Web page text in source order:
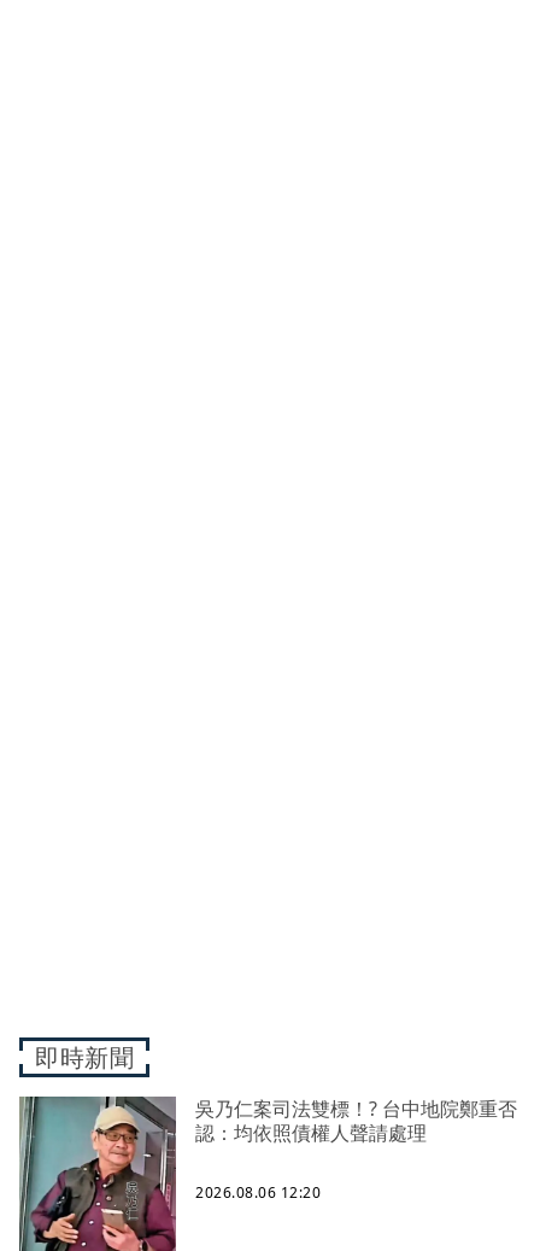
即時新聞
吳乃仁案司法雙標！? 台中地院鄭重否
認：均依照債權人聲請處理
2026.08.06 12:20